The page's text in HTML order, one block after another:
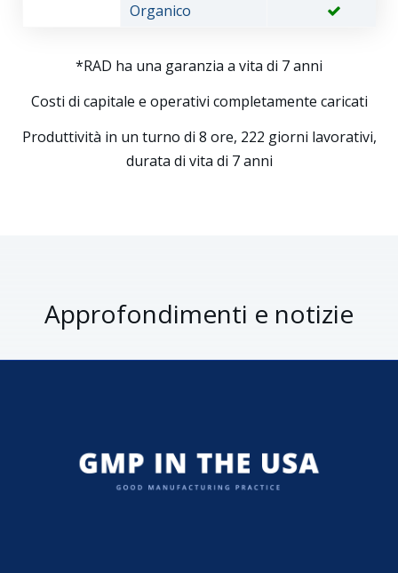
Organico
*RAD ha una garanzia a vita di 7 anni
Costi di capitale e operativi completamente caricati
Produttività in un turno di 8 ore, 222 giorni lavorativi,
durata di vita di 7 anni
Approfondimenti e notizie